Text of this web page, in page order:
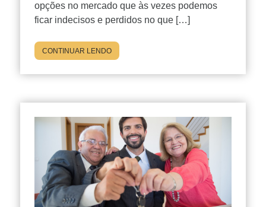
opções no mercado que às vezes podemos
ficar indecisos e perdidos no que […]
CONTINUAR LENDO